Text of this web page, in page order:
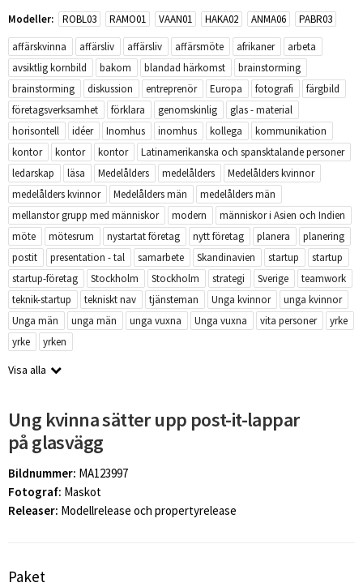
Modeller: ROBL03 RAMO01 VAAN01 HAKA02 ANMA06
PABR03
affärskvinna
affärsliv affärsliv affärsmöte afrikaner
arbeta
avsiktlig kornbild
bakom blandad härkomst
brainstorming
brainstorming
diskussion entreprenör Europa fotografi
färgbild
företagsverksamhet
förklara genomskinlig
glas - material
horisontell
idéer Inomhus inomhus kollega
kommunikation
kontor
kontor kontor
Latinamerikanska och spansktalande personer
ledarskap
läsa Medelålders medelålders
Medelålders kvinnor
medelålders kvinnor
Medelålders män
medelålders män
mellanstor grupp med människor
modern
människor i Asien och Indien
möte
mötesrum nystartat företag nytt företag planera
planering
postit
presentation - tal samarbete Skandinavien startup
startup
startup-företag
Stockholm Stockholm strategi Sverige
teamwork
teknik-startup
tekniskt nav tjänsteman Unga kvinnor
unga kvinnor
Unga män
unga män unga vuxna Unga vuxna vita personer
yrke
yrke
yrken
Visa alla
Ung kvinna sätter upp post-it-lappar
på glasvägg
Bildnummer: MA123997
Fotograf: Maskot
Releaser: Modellrelease och propertyrelease
Paket